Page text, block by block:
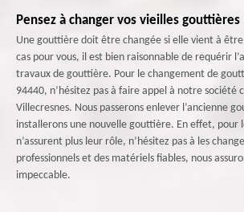
Pensez à changer vos vieilles gouttières
Une gouttière doit être changée si elle vient à être
cas pour vous, il est bien raisonnable de requérir
travaux de gouttière. Pour le changement de
94440, n’hésitez pas à faire appel à notre société
Villecresnes. Nous passerons enlever l’ancienne
installerons une nouvelle gouttière. En effet, pour
n’assurent plus leur rôle, n’hésitez pas à les
professionnels et des matériels fiables, nous
impeccable.